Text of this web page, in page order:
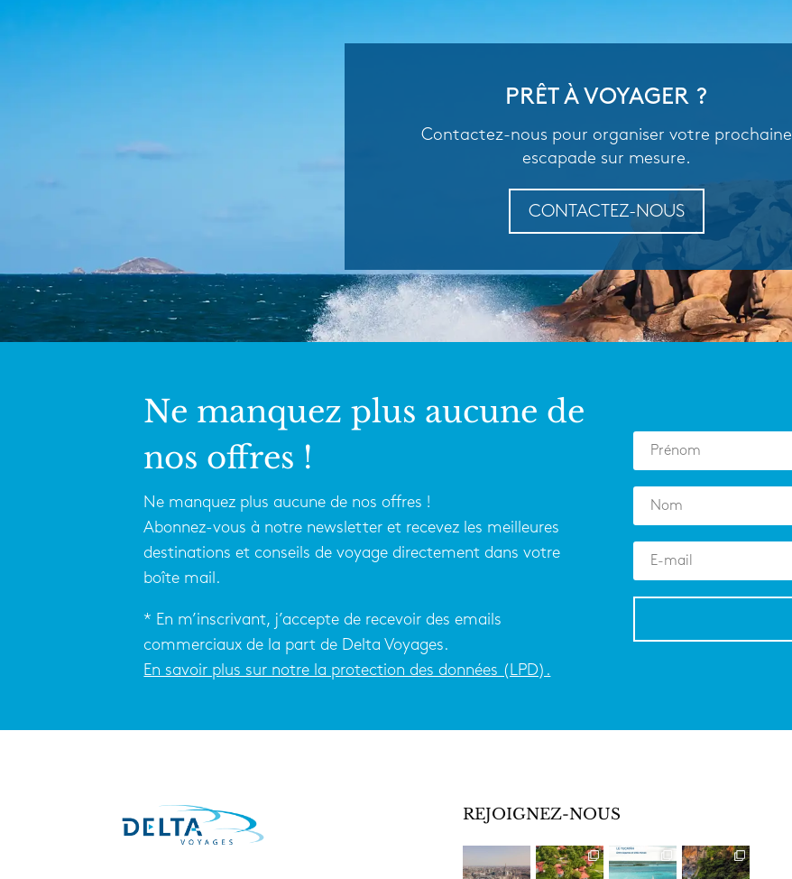
PRÊT À VOYAGER ?
Contactez-nous pour organiser votre prochaine
escapade sur mesure.
CONTACTEZ-NOUS
Ne manquez plus aucune de
nos offres !
Ne manquez plus aucune de nos offres !
Abonnez-vous à notre newsletter et recevez les meilleures
destinations et conseils de voyage directement dans votre
boîte mail.
* En m’inscrivant, j’accepte de recevoir des emails
commerciaux de la part de Delta Voyages.
En savoir plus sur notre la protection des données (LPD).
REJOIGNEZ-NOUS